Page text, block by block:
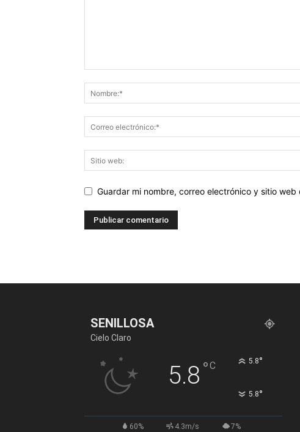
Guardar mi nombre, correo electrónico y sitio
SENILLOSA
Cielo Claro
5.8 °C 5.8°
5.8°
60% 4.3m/s 7%